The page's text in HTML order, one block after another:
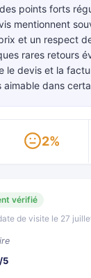
points forts
mentionnent
et un respect
rares retours
le devis et la
aimable dans
2%
vérifié
de visite le 27
5